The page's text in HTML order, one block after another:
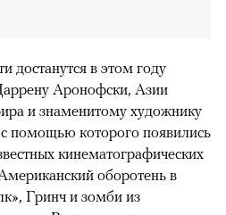
достанутся в этом году
Аронофски, Азии
и знаменитому художнику
помощью которого появились
кинематографических
оборотень в
Гринч и зомби из